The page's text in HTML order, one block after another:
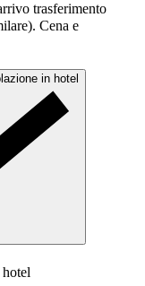
trasferimento
Cena e
in hotel